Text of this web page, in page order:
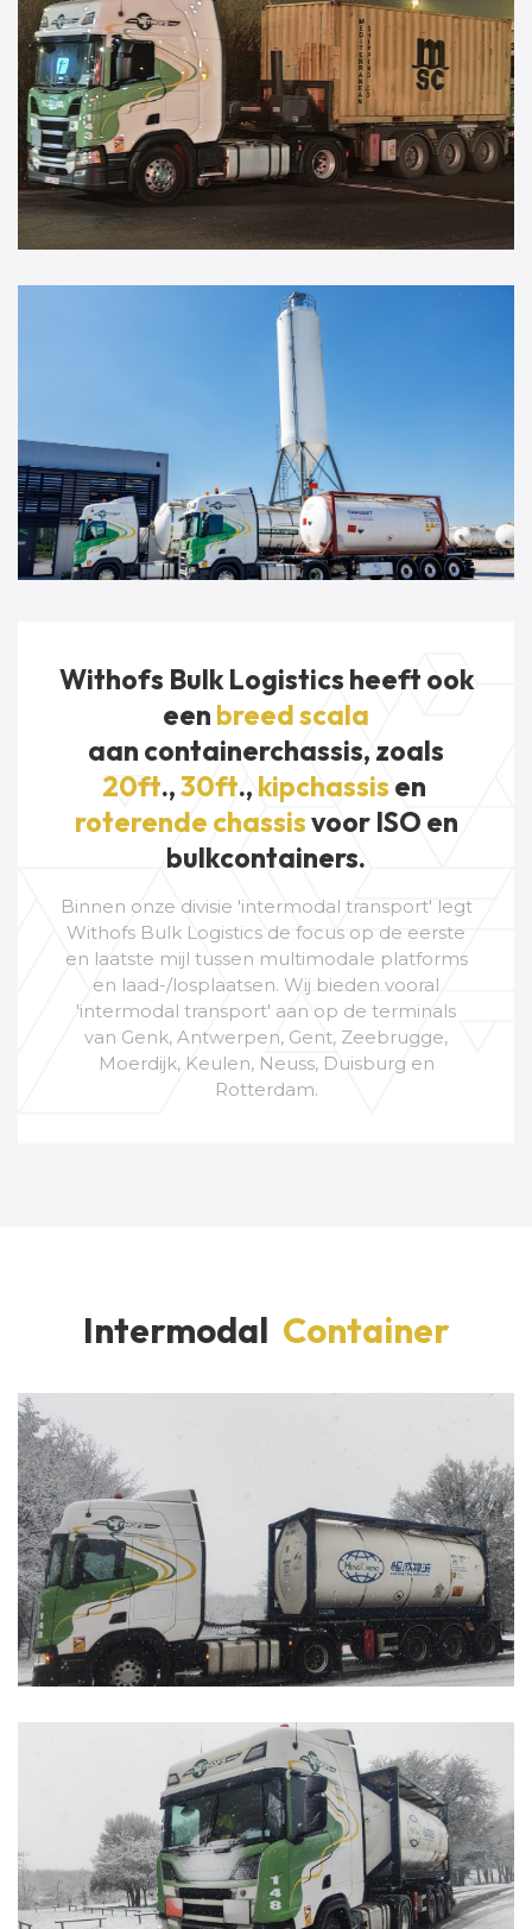
Withofs Bulk Logistics heeft ook
een breed scala
aan containerchassis, zoals
20ft.,30ft., kipchassis en
roterende chassisvoor ISO en
bulkcontainers.
Binnen onze divisie 'intermodal transport' legt
Withofs Bulk Logistics de focus op de eerste
en laatste mijl tussen multimodale platforms
en laad-/losplaatsen. Wij bieden vooral
'intermodal transport' aan op de terminals
van Genk, Antwerpen, Gent, Zeebrugge,
Moerdijk, Keulen, Neuss, Duisburg en
Rotterdam.
Intermodal Container